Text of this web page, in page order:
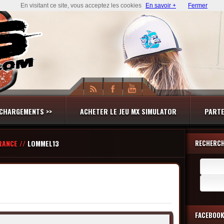
>> ACHETER LE JEU MX SIMULATOR
// LOMMEL13
FACEBOOK
En visitant ce site, vous acceptez les cookies En savoir + Fermer